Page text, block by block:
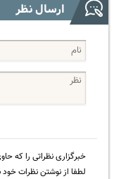
ارسال نظر
خبرگزاری نظراتی را که
لطفا از نوشتن نظرات خود